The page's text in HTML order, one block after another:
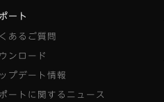
ート
あるご質問
ンロード
プデート情報
ートに関するニュース